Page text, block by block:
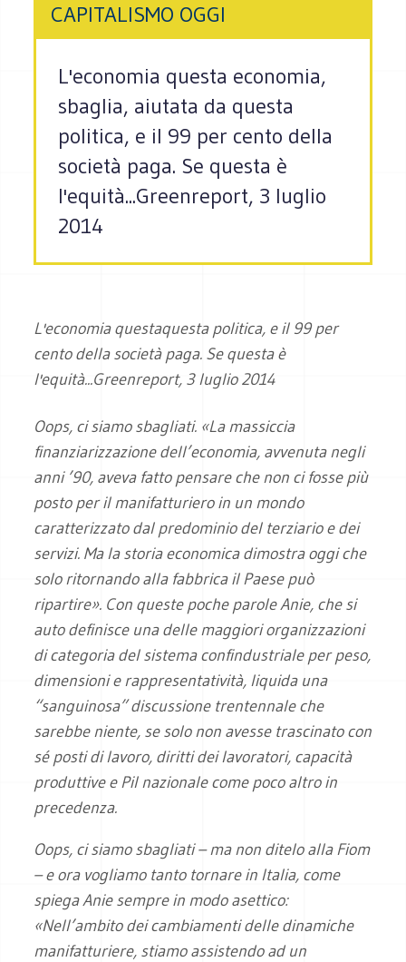
CAPITALISMO OGGI
L'economia questa economia,
sbaglia, aiutata da questa
politica, e il 99 per cento della
società paga. Se questa è
l'equità...Greenreport, 3 luglio
2014
L'economiaquestaquestapolitica, e il 99 per
cento della società paga. Se questa è
l'equità...Greenreport, 3 luglio 2014
Oops, ci siamo sbagliati. «La massiccia
finanziarizzazione dell’economia, avvenuta negli
anni ’90, aveva fatto pensare che non ci fosse più
posto per il manifatturiero in un mondo
caratterizzato dal predominio del terziario e dei
servizi. Ma la storia economica dimostra oggi che
solo ritornando alla fabbrica il Paese può
ripartire». Con queste poche parole Anie, che si
auto definisce una delle maggiori organizzazioni
di categoria del sistema confindustriale per peso,
dimensioni e rappresentatività, liquida una
“sanguinosa” discussione trentennale che
sarebbe niente, se solo non avesse trascinato con
sé posti di lavoro, diritti dei lavoratori, capacità
produttive e Pil nazionale come poco altro in
precedenza.
Oops, ci siamo sbagliati – ma non ditelo alla Fiom
– e ora vogliamo tanto tornare in Italia, come
spiega Anie sempre in modo asettico:
«Nell’ambito dei cambiamenti delle dinamiche
manifatturiere, stiamo assistendo ad un